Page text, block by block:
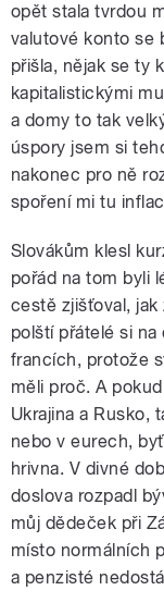
opět stala tvrdou
valutové konto se
přišla, nějak se ty
kapitalistickými
a domy to tak
úspory jsem si
nakonec pro ně
spoření mi tu
Slovákům klesl
pořád na tom byli
cestě zjišťoval,
polští přátelé si
francích, protože
měli proč. A
Ukrajina a Rusko,
nebo v eurech,
hrivna. V divné
doslova rozpadl
můj dědeček při
místo normálních
a penzisté